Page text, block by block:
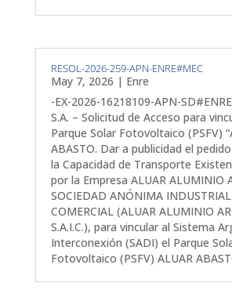
RESOL-2026-259-APN-ENRE#MEC
May 7, 2026 | Enre
-EX-2026-16218109-APN-
S.A. – Solicitud de Acceso para
Parque Solar Fotovoltaico (PSFV)
ABASTO. Dar a publicidad el
la Capacidad de Transporte
por la Empresa ALUAR ALUMINIO
SOCIEDAD ANÓNIMA
COMERCIAL (ALUAR ALUMINIO
S.A.I.C.), para vincular al Sistema
Interconexión (SADI) el Parque
Fotovoltaico (PSFV) ALUAR